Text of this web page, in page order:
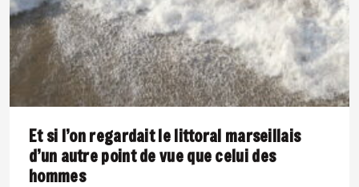
Et si l’on regardait le littoral marseillais
d’un autre point de vue que celui des
hommes